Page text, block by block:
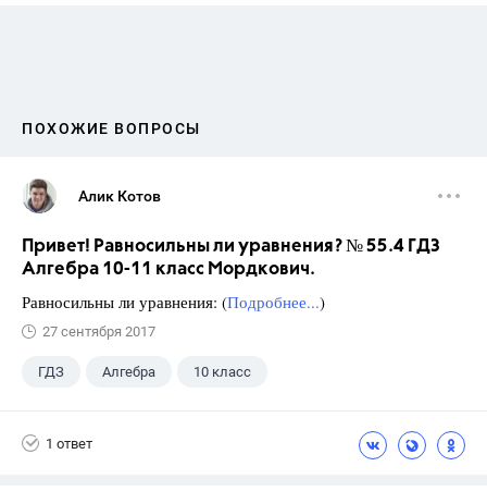
ПОХОЖИЕ ВОПРОСЫ
Алик Котов
Привет! Равносильны ли уравнения? № 55.4 ГДЗ
Алгебра 10-11 класс Мордкович.
Равносильны ли уравнения: (Подробнее...)
27 сентября 2017
ГДЗ Алгебра 10 класс
1 ответ